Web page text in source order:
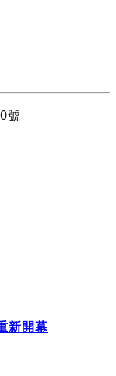
號
新開幕